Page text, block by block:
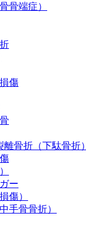
骨端症）
傷
骨折（下駄骨折）
ー
傷）
手骨骨折）